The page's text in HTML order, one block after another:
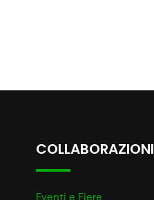
COLLABORAZIONI
Eventi e Fiere